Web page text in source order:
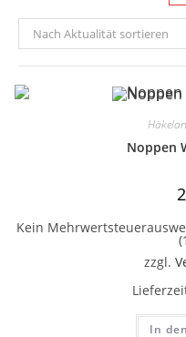
Nach Aktualität sortieren
Noppen
Kein
zzgl.
In